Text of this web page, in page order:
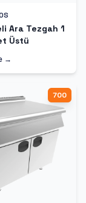
Ara Tezgah 1
Üstü
→
700